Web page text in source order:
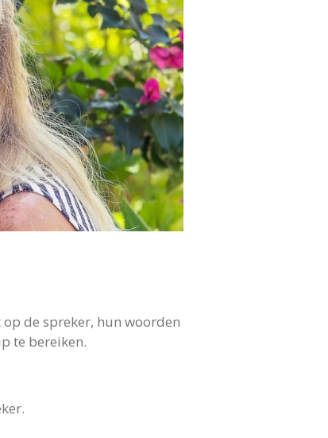
de spreker, hun woorden
te bereiken.